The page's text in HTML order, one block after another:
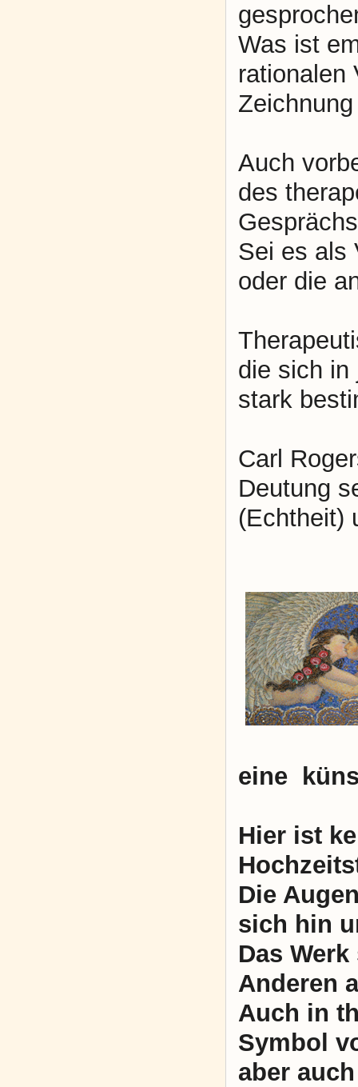
Was ist
rationalen
Auch
des
Sei es als
oder die
die sich in
stark
Carl
Deutung
(Echtheit)
eine
Hier ist
Die
sich hin
Das
Anderen
Auch in
Symbol
aber